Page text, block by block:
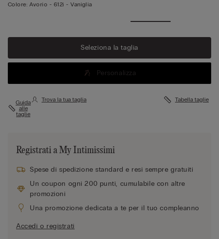
Colore: Avorio - 612i - Vaniglia
Seleziona la taglia
Personalizza
Guida
alle
taglie
Trova la tua taglia Tabella taglie
Registrati a My Intimissimi
Spese di spedizione standard e resi sempre gratuiti
Un coupon ogni 200 punti, cumulabile con altre
promozioni
Una promozione dedicata a te per il tuo compleanno
Accedi o registrati